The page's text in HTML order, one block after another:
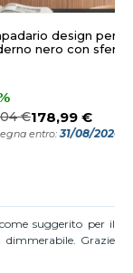
design per
nero con sfere
€178,99 €
entro:31/08/2026
suggerito per il
Grazie